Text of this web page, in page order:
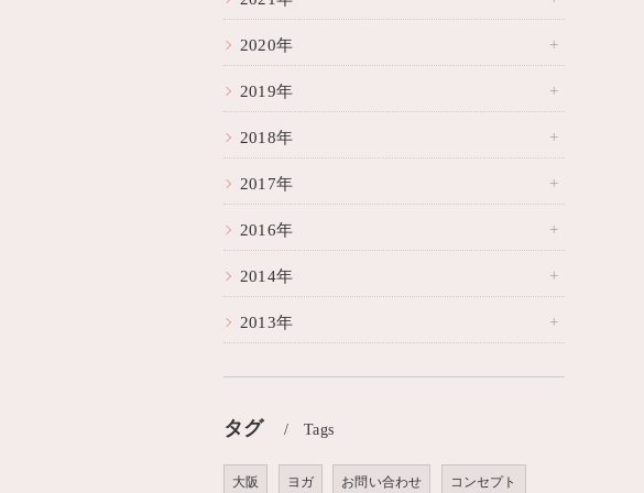
2020年
2019年
2018年
2017年
2016年
2014年
2013年
タグ Tags
大阪 ヨガ お問い合わせ コンセプト